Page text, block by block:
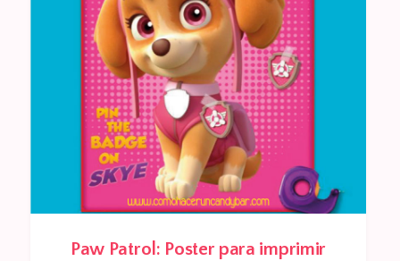
Paw Patrol: Poster para imprimir